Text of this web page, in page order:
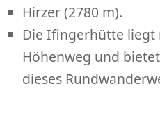
Hirzer (2780 m).
Die Ifingerhütte liegt
Höhenweg und
dieses